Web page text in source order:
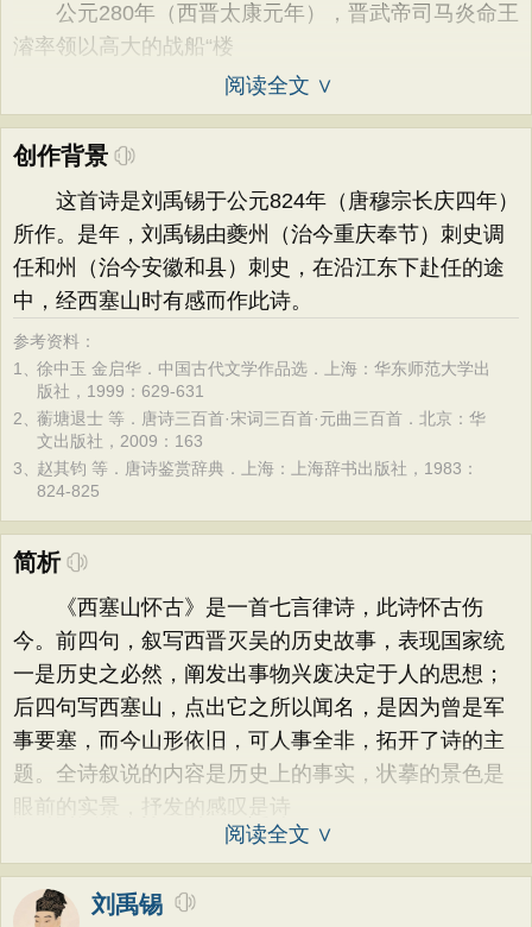
公元280年（西晋太康元年），晋武帝司马炎命王
濬率领以高大的战船“楼
阅读全文 ∨
创作背景
这首诗是刘禹锡于公元824年（唐穆宗长庆四年）
所作。是年，刘禹锡由夔州（治今重庆奉节）刺史调
任和州（治今安徽和县）刺史，在沿江东下赴任的途
中，经西塞山时有感而作此诗。
参考资料：
1、徐中玉 金启华．中国古代文学作品选．上海：华东师范大学出
版社，1999：629-631
2、蘅塘退士 等．唐诗三百首·宋词三百首·元曲三百首．北京：华
文出版社，2009：163
3、赵其钧 等．唐诗鉴赏辞典．上海：上海辞书出版社，1983：
824-825
简析
《西塞山怀古》是一首七言律诗，此诗怀古伤
今。前四句，叙写西晋灭吴的历史故事，表现国家统
一是历史之必然，阐发出事物兴废决定于人的思想；
后四句写西塞山，点出它之所以闻名，是因为曾是军
事要塞，而今山形依旧，可人事全非，拓开了诗的主
题。全诗叙说的内容是历史上的事实，状摹的景色是
眼前的实景，抒发的感叹是诗
阅读全文 ∨
刘禹锡